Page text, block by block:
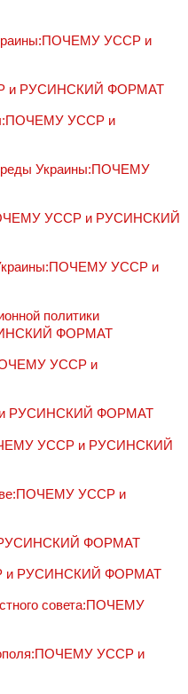
УССР и
и РУСИНСКИЙ ФОРМАТ
УССР и
Украины:ПОЧЕМУ
УССР и РУСИНСКИЙ
Украины:ПОЧЕМУ УССР и
политики
ФОРМАТ
УССР и
и РУСИНСКИЙ ФОРМАТ
УССР и РУСИНСКИЙ
УССР и
РУСИНСКИЙ ФОРМАТ
и РУСИНСКИЙ ФОРМАТ
совета:ПОЧЕМУ
УССР и